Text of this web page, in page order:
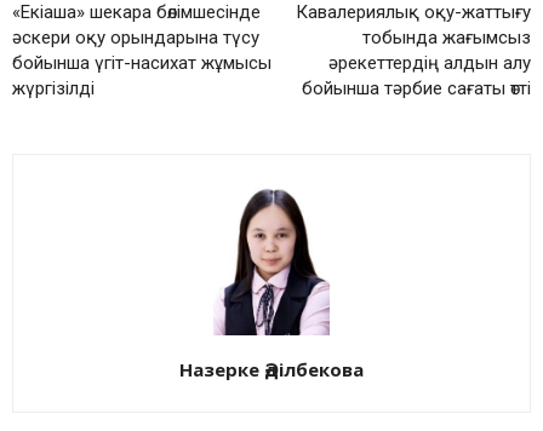
«Екіаша» шекара бөлімшесінде
әскери оқу орындарына түсу
бойынша үгіт-насихат жұмысы
жүргізілді
Кавалериялық оқу-жаттығу
тобында жағымсыз
әрекеттердің алдын алу
бойынша тәрбие сағаты өтті
Назерке Әділбекова